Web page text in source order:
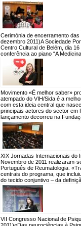
Cerimónia de encerramento
dezembro 2011)A Sociedade
Centro Cultural de Belém, dia
conferência ao piano “A
Movimento «É melhor saber»
atempado do VIH/Sida é a
com esta ideia central que
principais actores do sector em
lançamento decorreu na
XIX Jornadas Internacionais do
Novembro de 2011 realizaram-
Português de Reumatologia.
centrais do programa, que
do tecido conjuntivo – da
VII Congresso Nacional de
2011)«Das neurociências à